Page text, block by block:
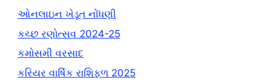
ઓનલાઇન ખેડૂત નોંધણી
કચ્છ રણોત્સવ 2024-25
કમોસમી વરસાદ
કરિયર વાર્ષિક રાશિફળ 2025